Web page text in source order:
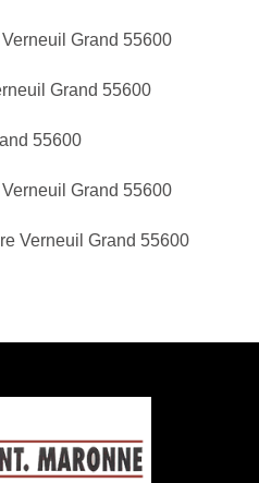
Grand 55600
Grand 55600
55600
Grand 55600
Verneuil Grand 55600